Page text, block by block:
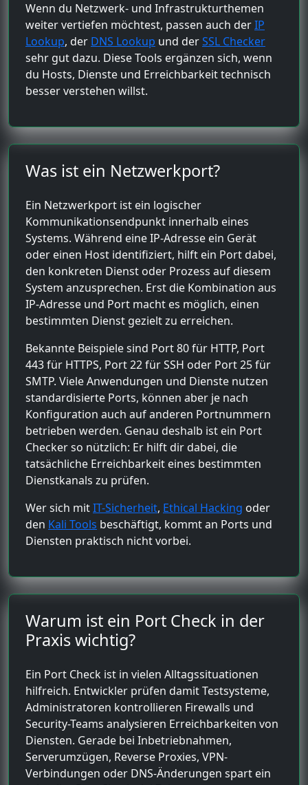
Wenn du Netzwerk- und Infrastrukturthemen
weiter vertiefen möchtest, passen auch derIP
Lookup, der DNS Lookup und derSSL Checker
sehr gut dazu. Diese Tools ergänzen sich, wenn
du Hosts, Dienste und Erreichbarkeit technisch
besser verstehen willst.
Was ist ein Netzwerkport?
Ein Netzwerkport ist ein logischer
Kommunikationsendpunkt innerhalb eines
Systems. Während eine IP-Adresse ein Gerät
oder einen Host identifiziert, hilft ein Port dabei,
den konkreten Dienst oder Prozess auf diesem
System anzusprechen. Erst die Kombination aus
IP-Adresse und Port macht es möglich, einen
bestimmten Dienst gezielt zu erreichen.
Bekannte Beispiele sind Port 80 für HTTP, Port
443 für HTTPS, Port 22 für SSH oder Port 25 für
SMTP. Viele Anwendungen und Dienste nutzen
standardisierte Ports, können aber je nach
Konfiguration auch auf anderen Portnummern
betrieben werden. Genau deshalb ist ein Port
Checker so nützlich: Er hilft dir dabei, die
tatsächliche Erreichbarkeit eines bestimmten
Dienstkanals zu prüfen.
Wer sich mitIT-Sicherheit, Ethical Hacking oder
den Kali Tools beschäftigt, kommt an Ports und
Diensten praktisch nicht vorbei.
Warum ist ein Port Check in der
Praxis wichtig?
Ein Port Check ist in vielen Alltagssituationen
hilfreich. Entwickler prüfen damit Testsysteme,
Administratoren kontrollieren Firewalls und
Security-Teams analysieren Erreichbarkeiten von
Diensten. Gerade bei Inbetriebnahmen,
Serverumzügen, Reverse Proxies, VPN-
Verbindungen oder DNS-Änderungen spart ein